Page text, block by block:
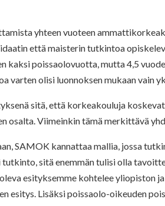
yhteen vuoteen
että maisterin tutkintoa
kaksi poissaolovuotta, mutta 4,5
olisi luonnoksen mukaan vain
sitä, että korkeakouluja
osalta. Viimeinkin tämä merkittävä
SAMOK kannattaa mallia, jossa
sitä enemmän tulisi olla
esityksemme kohtelee yliopiston
esitys. Lisäksi poissaolo-oikeuden